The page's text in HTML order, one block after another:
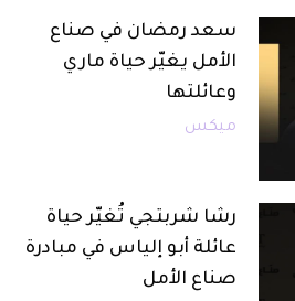
سعد رمضان في صناع
الأمل يغيّر حياة ماري
وعائلتها
ميكس
رشا شربتجي تُغيّر حياة
عائلة أبو إلياس في مبادرة
صناع الأمل